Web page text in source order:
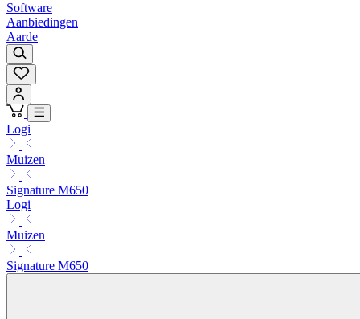
Software
Aanbiedingen
Aarde
Logi
Muizen
Signature M650
Logi
Muizen
Signature M650